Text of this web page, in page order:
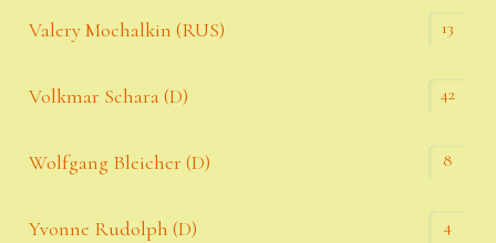
Valery Mochalkin (RUS) 13
Volkmar Schara (D) 42
Wolfgang Bleicher (D) 8
Yvonne Rudolph (D) 4